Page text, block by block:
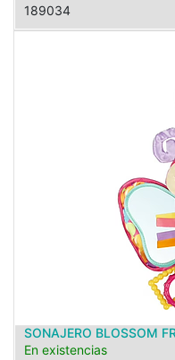
189034
SONAJERO BLOSSOM
En existencias